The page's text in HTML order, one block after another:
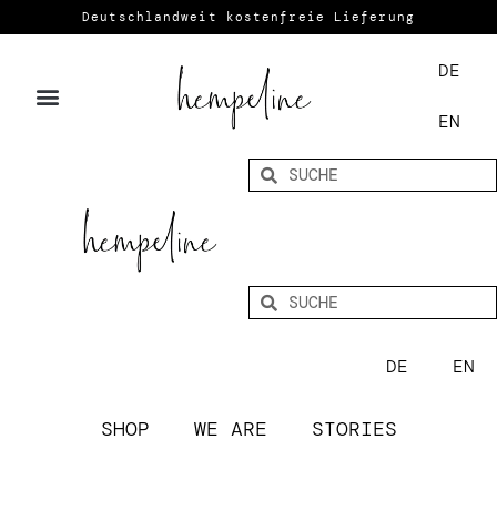
Deutschlandweit kostenfreie Lieferung
DE
EN
DE EN
SHOP WE ARE STORIES